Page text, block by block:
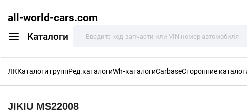
all-world-cars.com
Каталоги
ЛККаталоги группРед.каталогиWh-каталогиCarbaseСторонние
JIKIU MS22008